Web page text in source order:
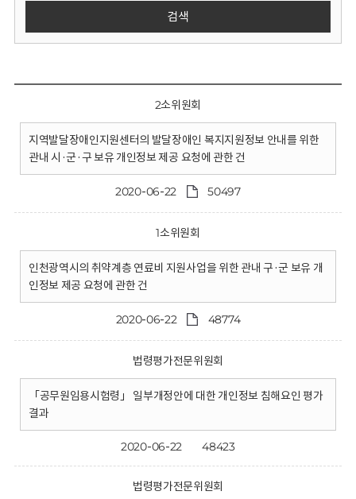
검색
2소위원회
지역발달장애인지원센터의 발달장애인 복지지원정보 안내를 위한
관내 시·군·구 보유 개인정보 제공 요청에 관한 건
2020-06-22 50497
1소위원회
인천광역시의 취약계층 연료비 지원사업을 위한 관내 구·군 보유 개
인정보 제공 요청에 관한 건
2020-06-22 48774
법령평가전문위원회
「공무원임용시험령」 일부개정안에 대한 개인정보 침해요인 평가
결과
2020-06-22 48423
법령평가전문위원회